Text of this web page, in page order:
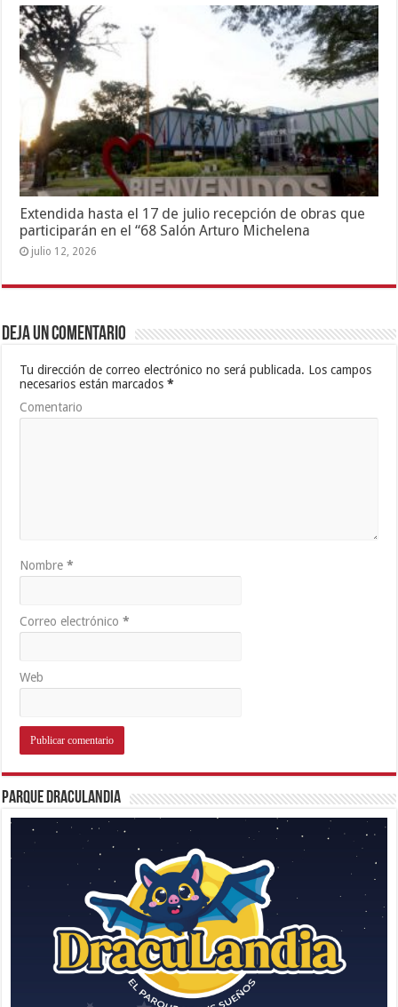
Extendida hasta el 17 de julio recepción de obras que
participarán en el “68 Salón Arturo Michelena
julio 12, 2026
Deja un comentario
Tu dirección de correo electrónico no será publicada. Los campos
necesarios están marcados*
Comentario
Nombre*
Correo electrónico*
Web
Parque Draculandia